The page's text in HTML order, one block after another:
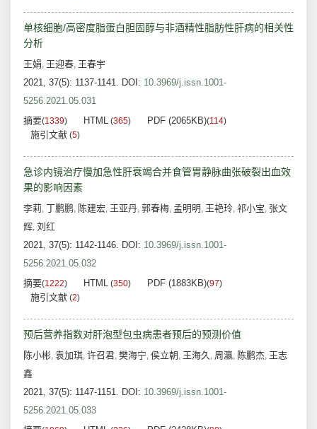
单核细胞/高密度脂蛋白胆固醇与非酒精性脂肪性肝病的相关性
分析
王娟, 王迎春, 王春宇
2021, 37(5): 1137-1141. DOI: 10.3969/j.issn.1001-
5256.2021.05.031
摘要(1339) HTML (365) PDF (2065KB)(114)
施引文献 (5)
急诊内镜治疗慢加急性肝衰竭合并食管胃静脉曲张破裂出血效
果的影响因素
李莉, 丁鹏鹏, 陈建宏, 王亚丹, 郭春梅, 孟明明 , 王艳玲, 祁小宝, 张文
辉, 刘红
2021, 37(5): 1142-1146. DOI: 10.3969/j.issn.1001-
5256.2021.05.032
摘要(1222) HTML (350) PDF (1883KB)(97)
施引文献 (2)
预后营养指数对肝泡型包虫病患者预后的预测价值
陈小彬, 袁加琪, 许召君, 樊海宁, 侯立朝 , 王海久 , 周瀛, 陈鹏杰, 王志
鑫
2021, 37(5): 1147-1151. DOI: 10.3969/j.issn.1001-
5256.2021.05.033